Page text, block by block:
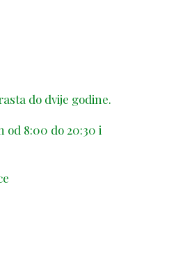
do dvije godine.
od 8:00 do 20:30 i